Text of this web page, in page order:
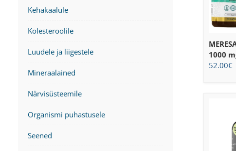
1000
52.00€
Kehakaalule
Kolesteroolile
Luudele ja liigestele
Mineraalained
Närvisüsteemile
Organismi puhastusele
Seened